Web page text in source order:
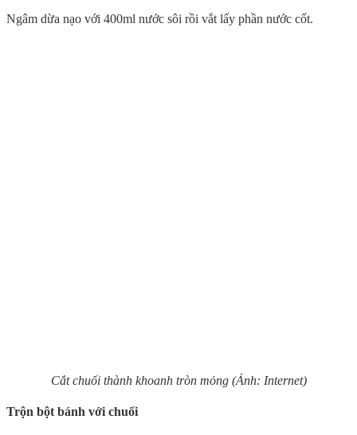
Ngâm dừa nạo với 400ml nước sôi rồi vắt lấy phần nước cốt.
Cắt chuối thành khoanh tròn mỏng (Ảnh: Internet)
Trộn bột bánh với chuối